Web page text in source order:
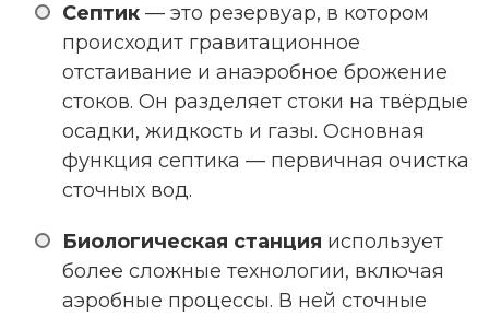
Септик — это резервуар, в котором
происходит гравитационное
отстаивание и анаэробное брожение
стоков. Он разделяет стоки на твёрдые
осадки, жидкость и газы. Основная
функция септика — первичная очистка
сточных вод.
Биологическая станция использует
более сложные технологии, включая
аэробные процессы. В ней сточные